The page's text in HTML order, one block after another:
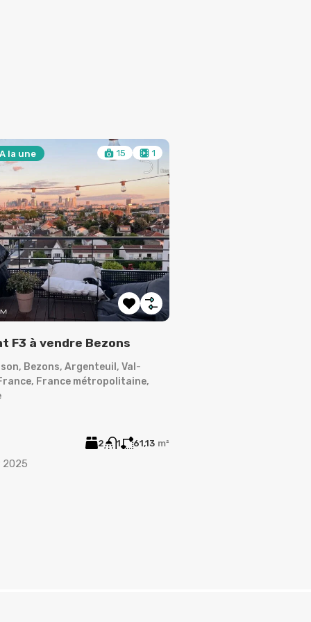
A la une 15 1
F3 à vendre Bezons
Bezons, Argenteuil, Val-
France métropolitaine,
2 1 61,13 m²
2025